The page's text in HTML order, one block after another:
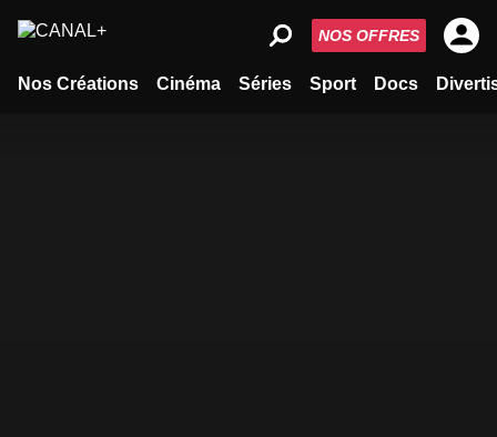
Nos Créations Cinéma Séries Sport Docs
NOS OFFRES